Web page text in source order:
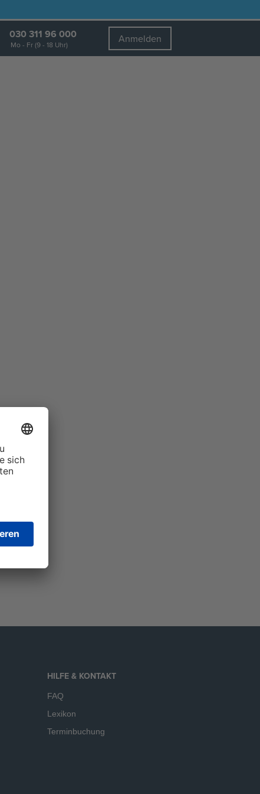
030 311 96 000
Mo - Fr (9 - 18 Uhr) Anmelden
HILFE & KONTAKT
FAQ
Lexikon
Terminbuchung